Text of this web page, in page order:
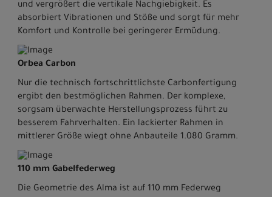
und vergrößert die vertikale Nachgiebigkeit. Es
absorbiert Vibrationen und Stöße und sorgt für mehr
Komfort und Kontrolle bei geringerer Ermüdung.
Orbea Carbon
Nur die technisch fortschrittlichste Carbonfertigung
ergibt den bestmöglichen Rahmen. Der komplexe,
sorgsam überwachte Herstellungsprozess führt zu
besserem Fahrverhalten. Ein lackierter Rahmen in
mittlerer Größe wiegt ohne Anbauteile 1.080 Gramm.
110 mm Gabelfederweg
Die Geometrie des Alma ist auf 110 mm Federweg